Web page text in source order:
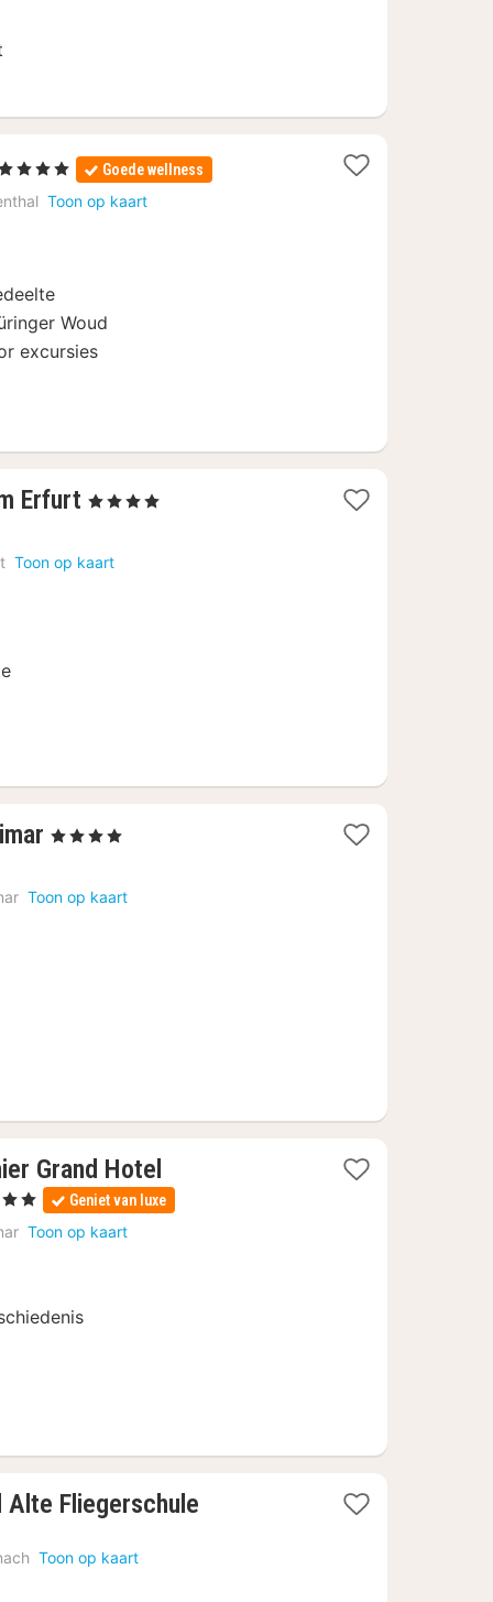
4 Sterren Goede wellness
Toon op kaart
Woud
excursies
Erfurt 1
vanaf
€
, 4 Sterren
Toon op kaart
1
vanaf
€
, 4 Sterren
Toon op kaart
Grand Hotel
Geniet van luxe
Toon op kaart
Alte Fliegerschule
Toon op kaart